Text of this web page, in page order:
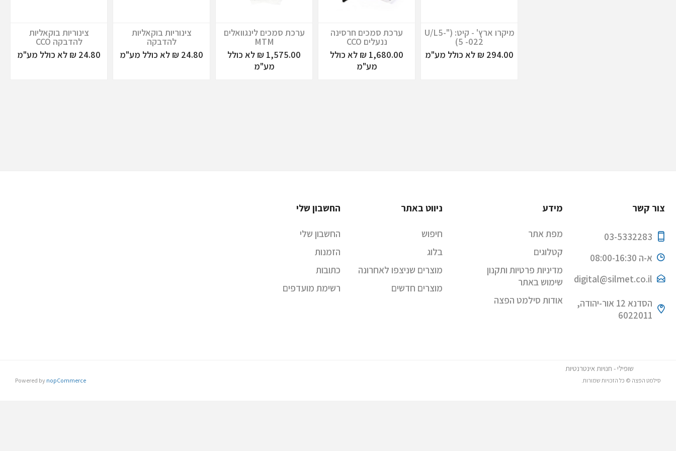
מיקרו ארץ' - קיט: ("U/L5-
5 -022)
294.00 ₪ לא כולל מע"מ
ערכת סמכים חרסינה
ננעלים CCO
1,680.00 ₪ לא כולל
מע"מ
ערכת סמכים לינגוואלים
MTM
1,575.00 ₪ לא כולל
מע"מ
צינוריות בוקאליות
להדבקה
24.80 ₪ לא כולל מע"מ
צינוריות בוקאליות
להדבקה CCO
24.80 ₪ לא כולל מע"מ
צור קשר
03-5332283
א-ה 08:00-16:30
digital@silmet.co.il
הסדנא 12 אור-יהודה,
6022011
מידע
מפת אתר
קטלוגים
מדיניות פרטיות ותקנון
שימוש באתר
אודות סילמט הפצה
ניווט באתר
חיפוש
בלוג
מוצרים שניצפו לאחרונה
מוצרים חדשים
החשבון שלי
החשבון שלי
הזמנות
כתובות
רשימת מועדפים
Powered by nopCommerce סילמט הפצה © כל הזכויות שמורות.
שופילי - חנויות אינטרנטיות